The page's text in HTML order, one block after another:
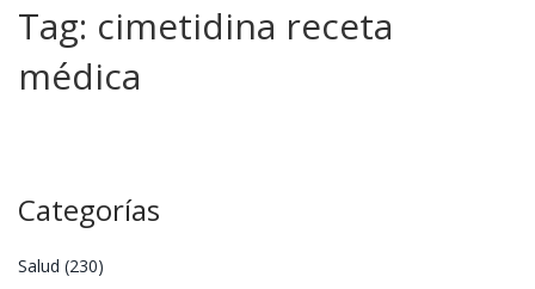
Tag: cimetidina receta
médica
Categorías
Salud (230)